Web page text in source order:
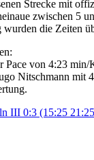
Strecke mit
zwischen 5
die Zeiten
Pace von 4:23
Nitschmann mit
III 0:3 (15:25